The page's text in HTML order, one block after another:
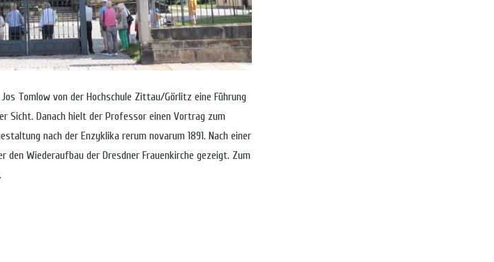
Tomlow von der Hochschule Zittau/Görlitz eine Führung
Sicht. Danach hielt der Professor einen Vortrag zum
nach der Enzyklika rerum novarum 1891. Nach einer
den Wiederaufbau der Dresdner Frauenkirche gezeigt. Zum